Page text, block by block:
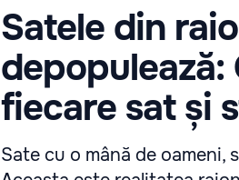
Satele din
fiecare sat și
Sate cu o mână de oameni,